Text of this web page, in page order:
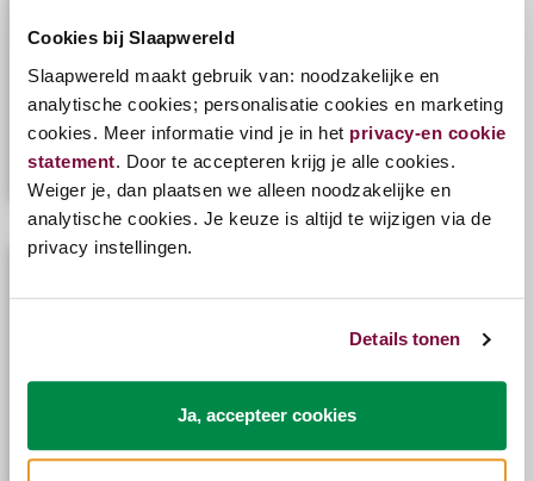
Cookies bij Slaapwereld
Slaapwereld maakt gebruik van: noodzakelijke en
analytische cookies; personalisatie cookies en marketing
cookies. Meer informatie vind je in het privacy-en cookie
statement. Door te accepteren krijg je alle cookies.
Weiger je, dan plaatsen we alleen noodzakelijke en
analytische cookies. Je keuze is altijd te wijzigen via de
privacy instellingen.
Details tonen
Ja, accepteer cookies
Retourneren van uw aankoop
Ruilen van uw aankoop
Omruilgarantie
Klachten afhandeling
Garanties
Heb ik nog garantie op mijn aankoop?
Wat is uitgesloten van garantie?